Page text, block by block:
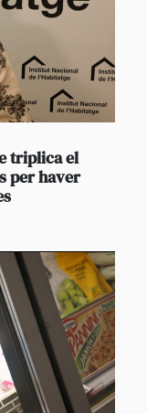
triplica el
per haver